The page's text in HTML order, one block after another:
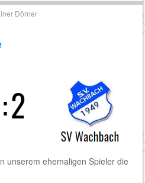
Dörner
unserem ehemaligen Spieler die